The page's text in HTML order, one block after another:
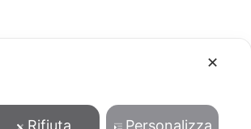
✕
Rifiuta Personalizza